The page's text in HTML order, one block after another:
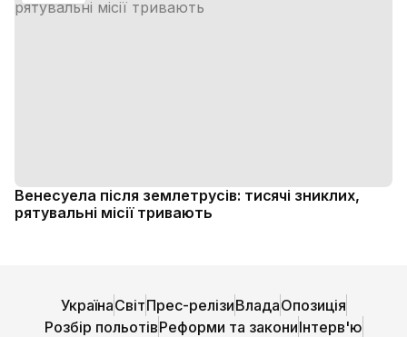
Венесуела після землетрусів: тисячі зниклих,
рятувальні місії тривають
УкраїнаСвітПрес-релізиВладаОпозиція
Розбір польотівРеформи та закониІнтерв'ю